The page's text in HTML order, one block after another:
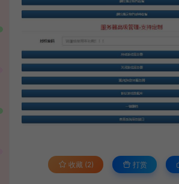
收藏 (2) 打赏